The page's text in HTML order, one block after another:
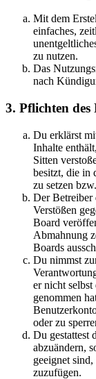
Mit dem
einfaches,
zu nutzen.
Das
nach
3. Pflichten des
Du erklärst
Inhalte
Sitten
besitzt, die in
zu setzen
Der Betreiber
Verstößen
Board
Abmahnung
Boards
Du nimmst
er nicht
genommen
oder zu
Du gestattest
abzuändern,
geeignet
zuzufügen.